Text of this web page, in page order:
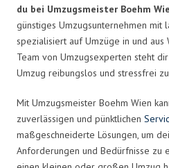
du bei Umzugsmeister Boehm
günstiges Umzugsunternehmen mit
spezialisiert auf Umzüge in und
Team von Umzugsexperten steht
Umzug reibungslos und stressfrei
Mit Umzugsmeister Boehm Wien
zuverlässigen und pünktlichen
maßgeschneiderte Lösungen, um
Anforderungen und Bedürfnisse zu